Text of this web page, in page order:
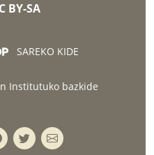
BY-SA
SAREKO KIDE
Institutuko bazkide